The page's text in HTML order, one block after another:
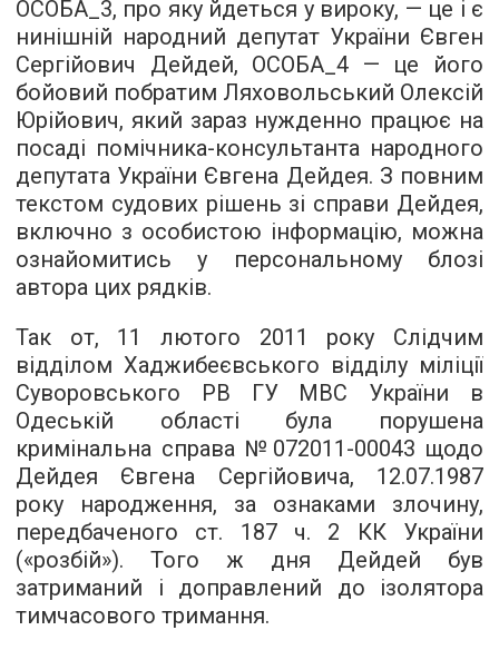
ОСОБА_3, про яку йдеться у вироку, — це і є
нинішній народний депутат України Євген
Сергійович Дейдей, ОСОБА_4 — це його
бойовий побратим Ляховольський Олексій
Юрійович, який зараз нужденно працює на
посаді помічника-консультанта народного
депутата України Євгена Дейдея. З повним
текстом судових рішень зі справи Дейдея,
включно з особистою інформацію, можна
ознайомитись у персональному блозі
автора цих рядків.
Так от, 11 лютого 2011 року Слідчим
відділом Хаджибеєвського відділу міліції
Суворовського РВ ГУ МВС України в
Одеській області була порушена
кримінальна справа №072011-00043 щодо
Дейдея Євгена Сергійовича, 12.07.1987
року народження, за ознаками злочину,
передбаченого ст. 187 ч. 2 КК України
(«розбій»). Того ж дня Дейдей був
затриманий і доправлений до ізолятора
тимчасового тримання.